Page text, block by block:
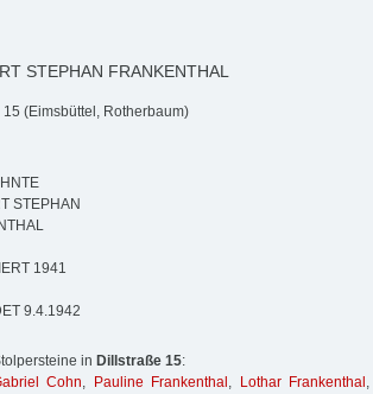
STEPHAN FRANKENTHAL
15 (Eimsbüttel, Rotherbaum)
STEPHAN
1941
9.4.1942
in Dillstraße 15:
Cohn, Pauline Frankenthal , Lothar Frankenthal